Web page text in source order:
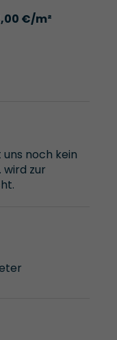
€/m²
noch kein
wird zur